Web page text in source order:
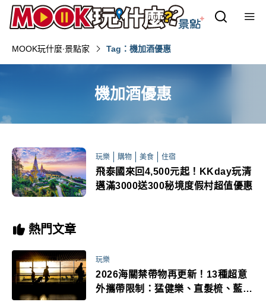
MOOK玩什麼‧景點家 Tag：機加酒優惠
機加酒優惠
玩樂 購物 美食 住宿
飛泰國來回4,500元起！KKday玩清
邁滿3000送300秘境度假村超值優惠
熱門文章
玩樂
2026海關禁帶物再更新！13種超意
外攜帶限制：猛健樂、直髮梳、藍牙